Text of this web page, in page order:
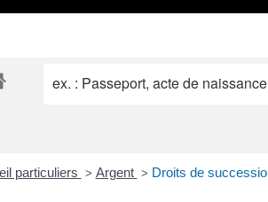
particuliers > Argent > Droits de